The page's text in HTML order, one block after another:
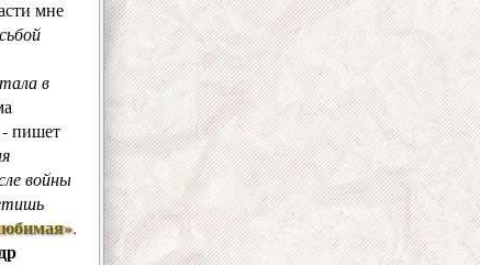
мне
в
- пишет
войны
.